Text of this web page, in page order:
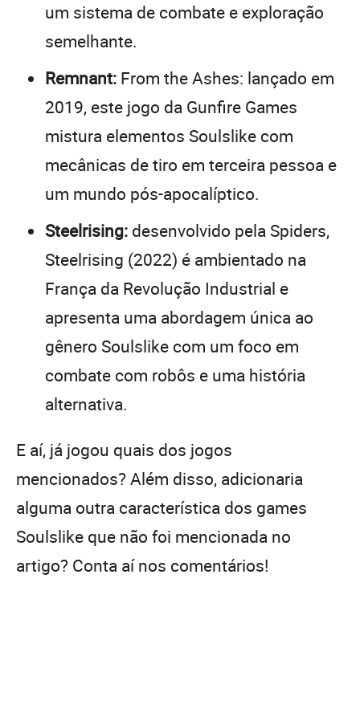
um sistema de combate e exploração
semelhante.
Remnant: From the Ashes: lançado em
2019, este jogo da Gunfire Games
mistura elementos Soulslike com
mecânicas de tiro em terceira pessoa e
um mundo pós-apocalíptico.
Steelrising: desenvolvido pela Spiders,
Steelrising (2022) é ambientado na
França da Revolução Industrial e
apresenta uma abordagem única ao
gênero Soulslike com um foco em
combate com robôs e uma história
alternativa.
E aí, já jogou quais dos jogos
mencionados? Além disso, adicionaria
alguma outra característica dos games
Soulslike que não foi mencionada no
artigo? Conta aí nos comentários!